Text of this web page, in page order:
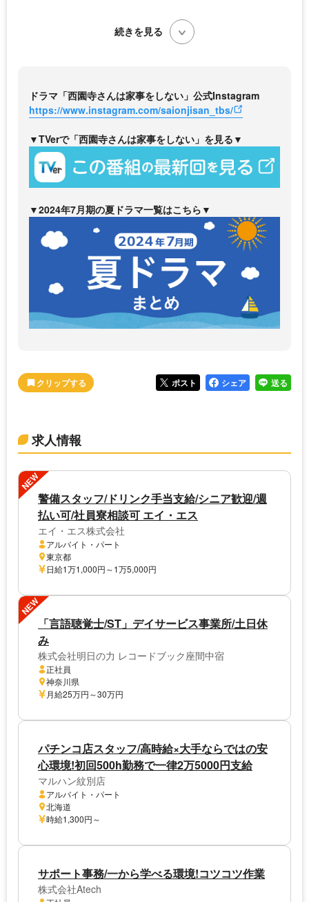
続きを見る
ドラマ「西園寺さんは家事をしない」公式Instagram
https://www.instagram.com/saionjisan_tbs/
▼TVerで「西園寺さんは家事をしない」を見る▼
▼2024年7月期の夏ドラマ一覧はこちら▼
ポスト シェア 送る
求人情報
NEW
警備スタッフ/ドリンク手当支給/シニア歓迎/週
払い可/社員寮相談可 エイ・エス
エイ・エス株式会社
アルバイト・パート
東京都
日給1万1,000円～1万5,000円
NEW
「言語聴覚士/ST」デイサービス事業所/土日休
み
株式会社明日の力 レコードブック座間中宿
正社員
神奈川県
月給25万円～30万円
パチンコ店スタッフ/高時給×大手ならではの安
心環境!初回500h勤務で一律2万5000円支給
マルハン紋別店
アルバイト・パート
北海道
時給1,300円～
サポート事務/一から学べる環境!コツコツ作業
株式会社Atech